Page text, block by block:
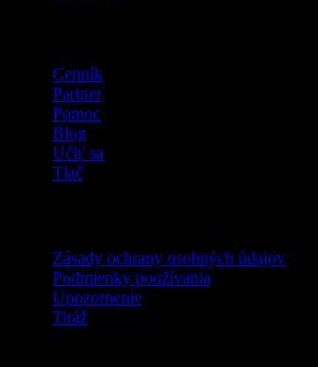
Cenník
Partner
Pomoc
Blog
Učiť sa
Tlač
Zásady ochrany osobných údajov
Podmienky používania
Upozornenie
Tiráž